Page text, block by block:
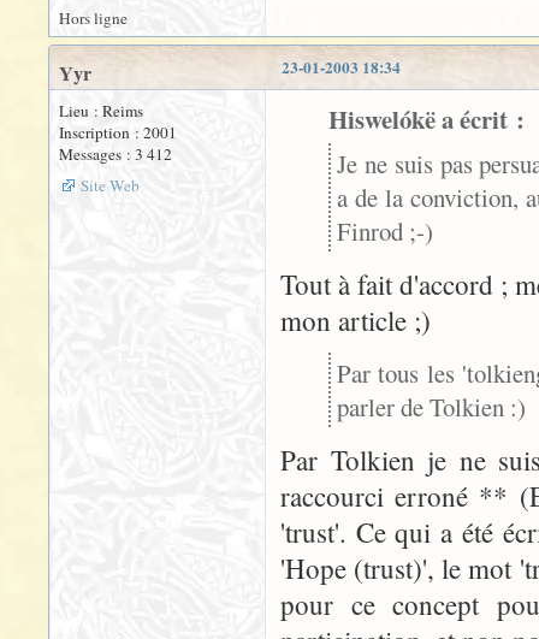
Hors ligne
23-01-2003 18:34
Yyr
Lieu : Reims
Inscription : 2001
Messages : 3 412
Site Web
Hiswelókë a écrit :
Je ne suis pas
a de la conviction,
Finrod ;-)
Tout à fait d'accord ;
mon article ;)
Par tous les
parler de Tolkien :)
Par Tolkien je ne
raccourci erroné **
'trust'. Ce qui a été
'Hope (trust)', le mot
pour ce concept